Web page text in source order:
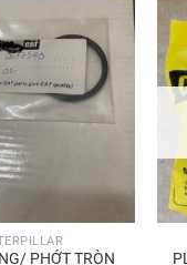
PHỚT TRÒN